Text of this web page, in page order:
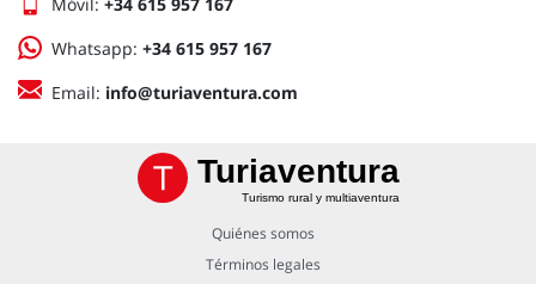
Móvil: +34 615 957 167
Whatsapp: +34 615 957 167
Email: info@turiaventura.com
Turiaventura
Turismo rural y multiaventura
Quiénes somos
Términos legales